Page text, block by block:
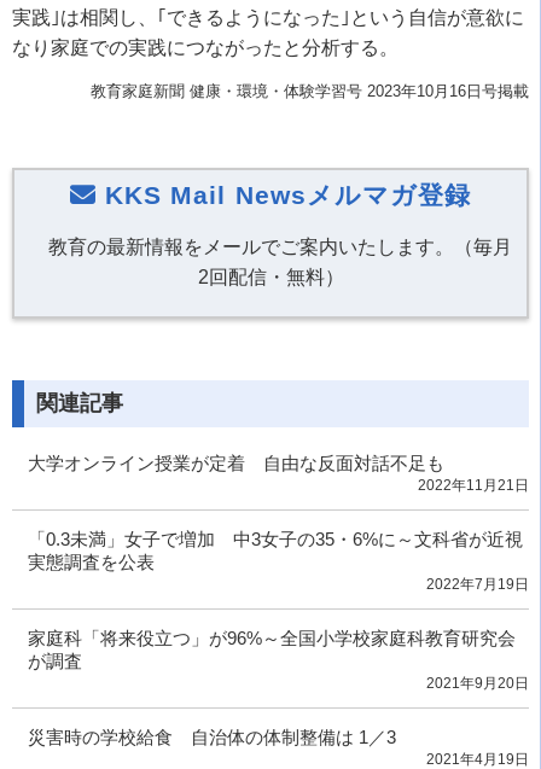
実践｣は相関し、｢できるようになった｣という自信が意欲に
なり家庭での実践につながったと分析する。
教育家庭新聞 健康・環境・体験学習号 2023年10月16日号掲載
KKS Mail Newsメルマガ登録
教育の最新情報をメールでご案内いたします。（毎月
2回配信・無料）
関連記事
大学オンライン授業が定着 自由な反面対話不足も
2022年11月21日
「0.3未満」女子で増加 中3女子の35・6%に～文科省が近視
実態調査を公表
2022年7月19日
家庭科「将来役立つ」が96%～全国小学校家庭科教育研究会
が調査
2021年9月20日
災害時の学校給食 自治体の体制整備は 1／3
2021年4月19日